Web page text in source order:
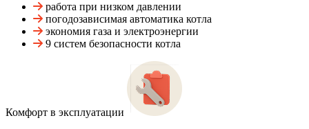
работа при низком давлении
погодозависимая автоматика котла
экономия газа и электроэнергии
9 систем безопасности котла
Комфорт в эксплуатации